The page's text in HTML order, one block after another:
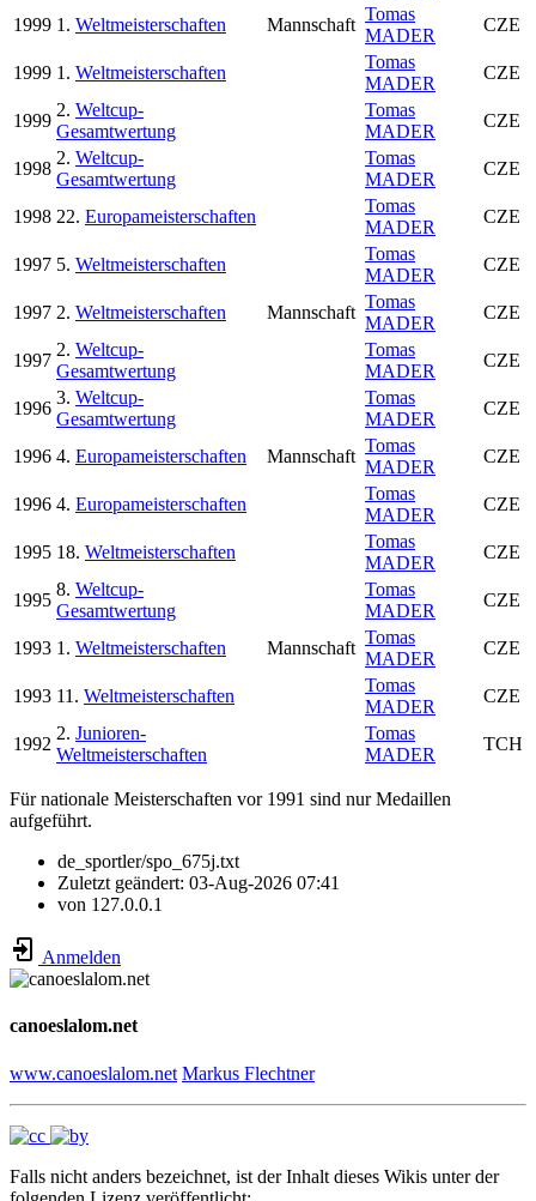
1999 1. Weltmeisterschaften Mannschaft
Tomas
MADER
CZE
1999 1. Weltmeisterschaften
Tomas
MADER
CZE
1999
2. Weltcup-
Gesamtwertung
Tomas
MADER
CZE
1998
2. Weltcup-
Gesamtwertung
Tomas
MADER
CZE
1998 22. Europameisterschaften
Tomas
MADER
CZE
1997 5. Weltmeisterschaften
Tomas
MADER
CZE
1997 2. Weltmeisterschaften Mannschaft
Tomas
MADER
CZE
1997
2. Weltcup-
Gesamtwertung
Tomas
MADER
CZE
1996
3. Weltcup-
Gesamtwertung
Tomas
MADER
CZE
1996 4. Europameisterschaften Mannschaft
Tomas
MADER
CZE
1996 4. Europameisterschaften
Tomas
MADER
CZE
1995 18. Weltmeisterschaften
Tomas
MADER
CZE
1995
8. Weltcup-
Gesamtwertung
Tomas
MADER
CZE
1993 1. Weltmeisterschaften Mannschaft
Tomas
MADER
CZE
1993 11. Weltmeisterschaften
Tomas
MADER
CZE
1992
2. Junioren-
Weltmeisterschaften
Tomas
MADER
TCH
Für nationale Meisterschaften vor 1991 sind nur Medaillen
aufgeführt.
de_sportler/spo_675j.txt
Zuletzt geändert: 03-Aug-2026 07:41
von 127.0.0.1
Anmelden
canoeslalom.net
www.canoeslalom.net Markus Flechtner
Falls nicht anders bezeichnet, ist der Inhalt dieses Wikis unter der